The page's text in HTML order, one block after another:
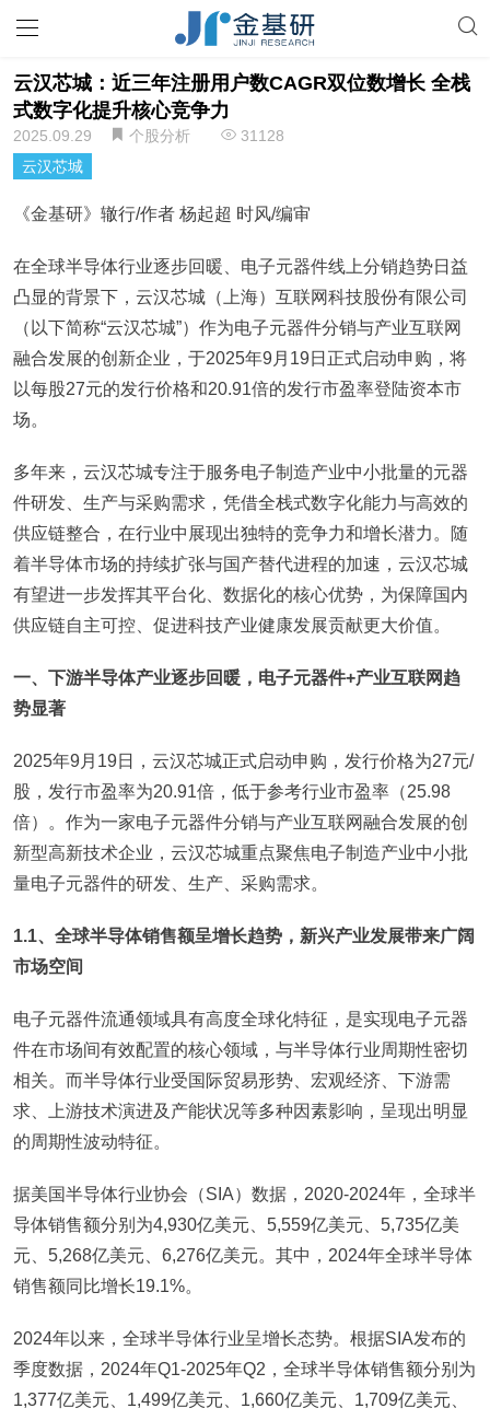
云汉芯城：近三年注册用户数CAGR双位数增长 全栈
式数字化提升核心竞争力
2025.09.29 个股分析
31128
云汉芯城
《金基研》辙行/作者 杨起超 时风/编审
在全球半导体行业逐步回暖、电子元器件线上分销趋势日益
凸显的背景下，云汉芯城（上海）互联网科技股份有限公司
（以下简称“云汉芯城”）作为电子元器件分销与产业互联网
融合发展的创新企业，于2025年9月19日正式启动申购，将
以每股27元的发行价格和20.91倍的发行市盈率登陆资本市
场。
多年来，云汉芯城专注于服务电子制造产业中小批量的元器
件研发、生产与采购需求，凭借全栈式数字化能力与高效的
供应链整合，在行业中展现出独特的竞争力和增长潜力。随
着半导体市场的持续扩张与国产替代进程的加速，云汉芯城
有望进一步发挥其平台化、数据化的核心优势，为保障国内
供应链自主可控、促进科技产业健康发展贡献更大价值。
一、下游半导体产业逐步回暖，电子元器件+产业互联网趋
势显著
2025年9月19日，云汉芯城正式启动申购，发行价格为27元/
股，发行市盈率为20.91倍，低于参考行业市盈率（25.98
倍）。作为一家电子元器件分销与产业互联网融合发展的创
新型高新技术企业，云汉芯城重点聚焦电子制造产业中小批
量电子元器件的研发、生产、采购需求。
1.1、全球半导体销售额呈增长趋势，新兴产业发展带来广阔
市场空间
电子元器件流通领域具有高度全球化特征，是实现电子元器
件在市场间有效配置的核心领域，与半导体行业周期性密切
相关。而半导体行业受国际贸易形势、宏观经济、下游需
求、上游技术演进及产能状况等多种因素影响，呈现出明显
的周期性波动特征。
据美国半导体行业协会（SIA）数据，2020-2024年，全球半
导体销售额分别为4,930亿美元、5,559亿美元、5,735亿美
元、5,268亿美元、6,276亿美元。其中，2024年全球半导体
销售额同比增长19.1%。
2024年以来，全球半导体行业呈增长态势。根据SIA发布的
季度数据，2024年Q1-2025年Q2，全球半导体销售额分别为
1,377亿美元、1,499亿美元、1,660亿美元、1,709亿美元、